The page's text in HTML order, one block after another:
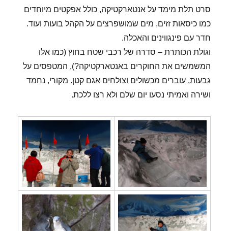
סרט תלת מימד על אנטארקטיקה, כולל אפקטים מיוחדים
כמו כיסאות זזים, מים שמושפרצים על הקהל בועות ועוד.
חדר עם פינגווינים והאכלה.
וגולת הכותרת – סדרה של רכבי שטח בחוץ (כמו אלו
המשמשים את החוקרים באנטארקטיקה?), המטפסים על
גבעות, עוברים מכשולים וצולחים אגם קטן. מקורי, נחמד
ושירה ואמיתי נסעו יום שלם ולא רצו ללכת.